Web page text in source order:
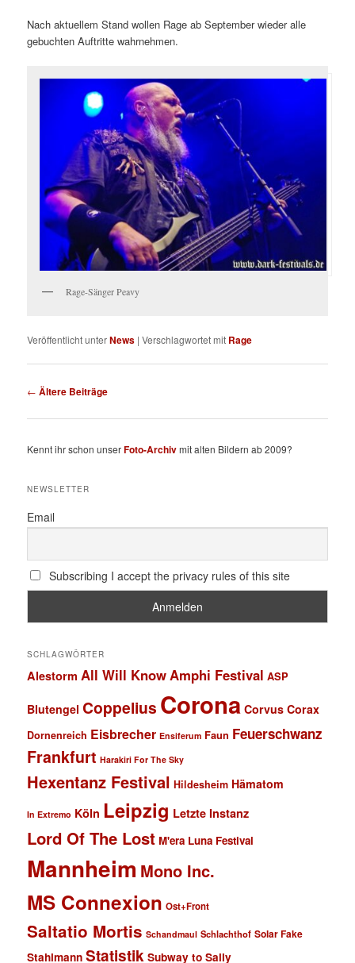
Nach aktuellem Stand wollen Rage ab September wieder alle
gebuchten Auftritte wahrnehmen.
Rage-Sänger Peavy
Veröffentlicht unterNews |Verschlagwortet mit Rage
Beitragsnavigation
← Ältere Beiträge
Kennt ihr schon unserFoto-Archivmit alten Bildern ab 2009?
NEWSLETTER
Email
Subscribing I accept the privacy rules of this site
SCHLAGWÖRTER
Alestorm All Will KnowAmphi Festival ASP
Blutengel Coppelius Corona Corvus Corax
Dornenreich Eisbrecher Ensiferum Faun Feuerschwanz
Frankfurt Harakiri For The Sky
Hexentanz Festival Hildesheim Hämatom
In Extremo Köln Leipzig Letzte Instanz
Lord Of The Lost M'era Luna Festival
Mannheim Mono Inc.
MS Connexion Ost+Front
Saltatio Mortis Schandmaul Schlachthof Solar Fake
Stahlmann Statistik Subway to Sally